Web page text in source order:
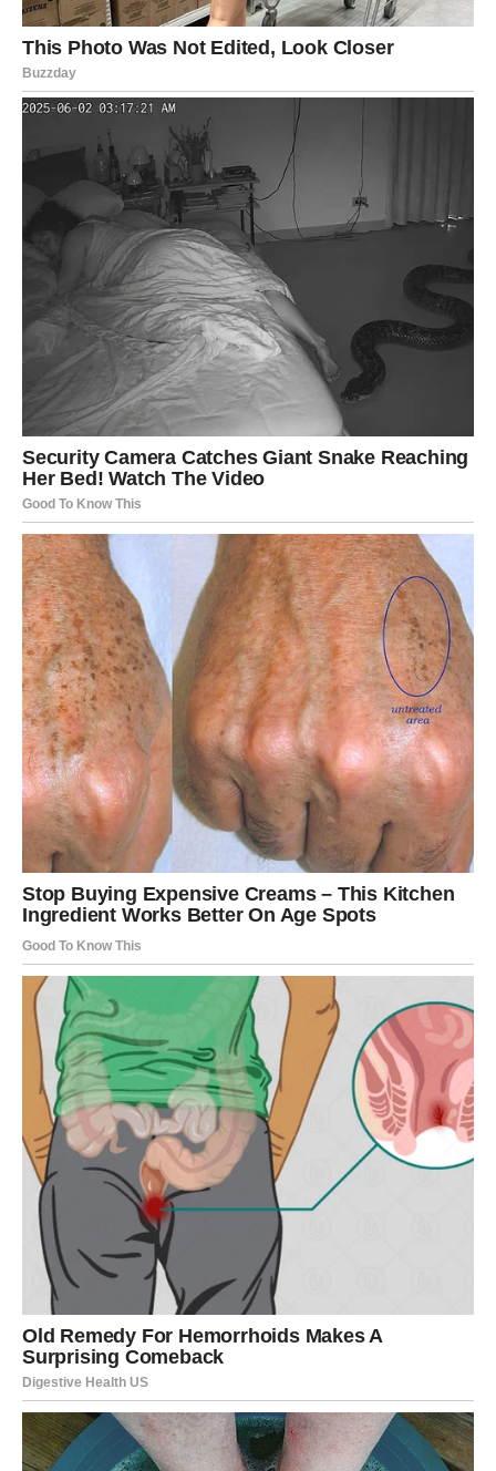
okruglice pogodne za predjela ili međuobroke. Povremeno ih
oblikujem u štapiće i pečem, slično našim hrskavim vege
štapićima, koji daju sličnu hrskavu teksturu i sigurno će se
svidjeti publici.
Preporuke za sparivanje: jogurt s umakom od češnjaka, slatki
umak od čilija, pržena jaja uz salatu i jednostavna salsa od
rajčica. Ovo jelo pokazuje nevjerojatnu svestranost poput
naših domaćih palačinki, bilo da se uživaju slane ili slatke,
poslužene samostalno ili uz razne priloge, što ga čini idealnom
opcijom za korištenje sastojaka koje već imate.
Svestranost ovih slanih palačinki od tikvica i krumpira ono je
što najviše cijenim. Predstavio sam ih kao obilan doručak,
zasitan ručak, pa čak i kao ugodan prilog za večeru. Kada ih
pripremam za djecu, odlučujem se za blagi začin i koristim
kalupe za kekse kako bih stvorila razigrane oblike. Za odrasle
goste pretvaram ih u slajdere ukrašene dodacima kao što su
dimljeni losos, crème fraîche ili umak od začinskog jogurta.
Bilo da se poslužuju na dasci za užinu ili za večeru, jednako
su divni.